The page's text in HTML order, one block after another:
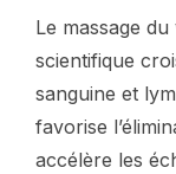
Le massage
scientifique
sanguine et
favorise
accélère les